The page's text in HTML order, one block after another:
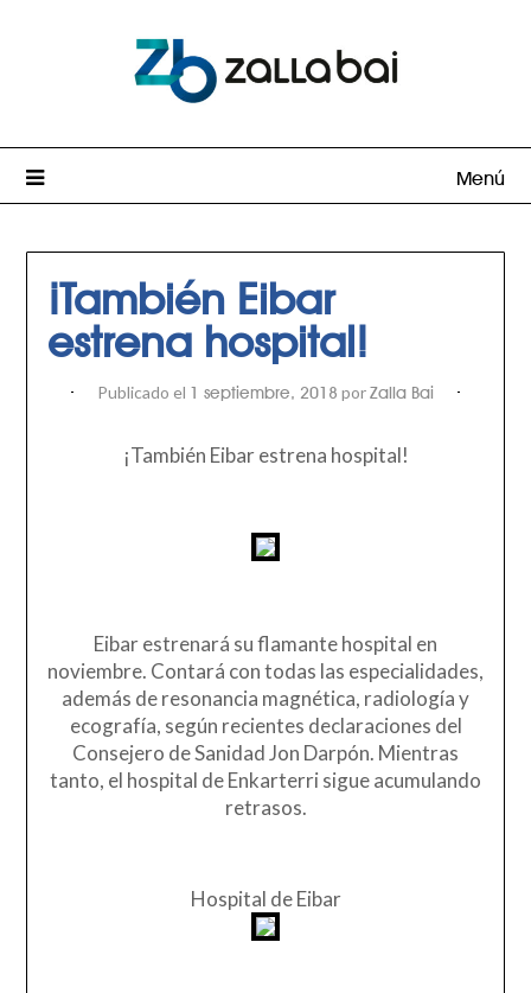
Menú
¡También Eibar
estrena hospital!
Publicado el 1 septiembre, 2018 por Zalla Bai
¡También Eibar estrena hospital!
Eibar estrenará su flamante hospital en
noviembre. Contará con todas las especialidades,
además de resonancia magnética, radiología y
ecografía, según recientes declaraciones del
Consejero de Sanidad Jon Darpón. Mientras
tanto, el hospital de Enkarterri sigue acumulando
retrasos.
Hospital de Eibar